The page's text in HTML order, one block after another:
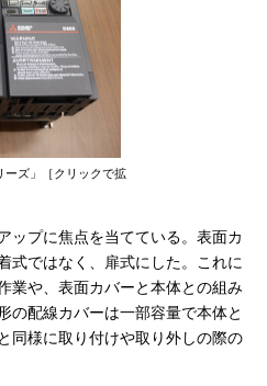
ズ」［クリックで拡
ップに焦点を当てている。表面カ
式ではなく、扉式にした。これに
業や、表面カバーと本体との組み
の配線カバーは一部容量で本体と
同様に取り付けや取り外しの際の